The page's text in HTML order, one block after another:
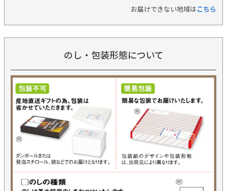
お届けできない地域はこちら
のし・包装形態について